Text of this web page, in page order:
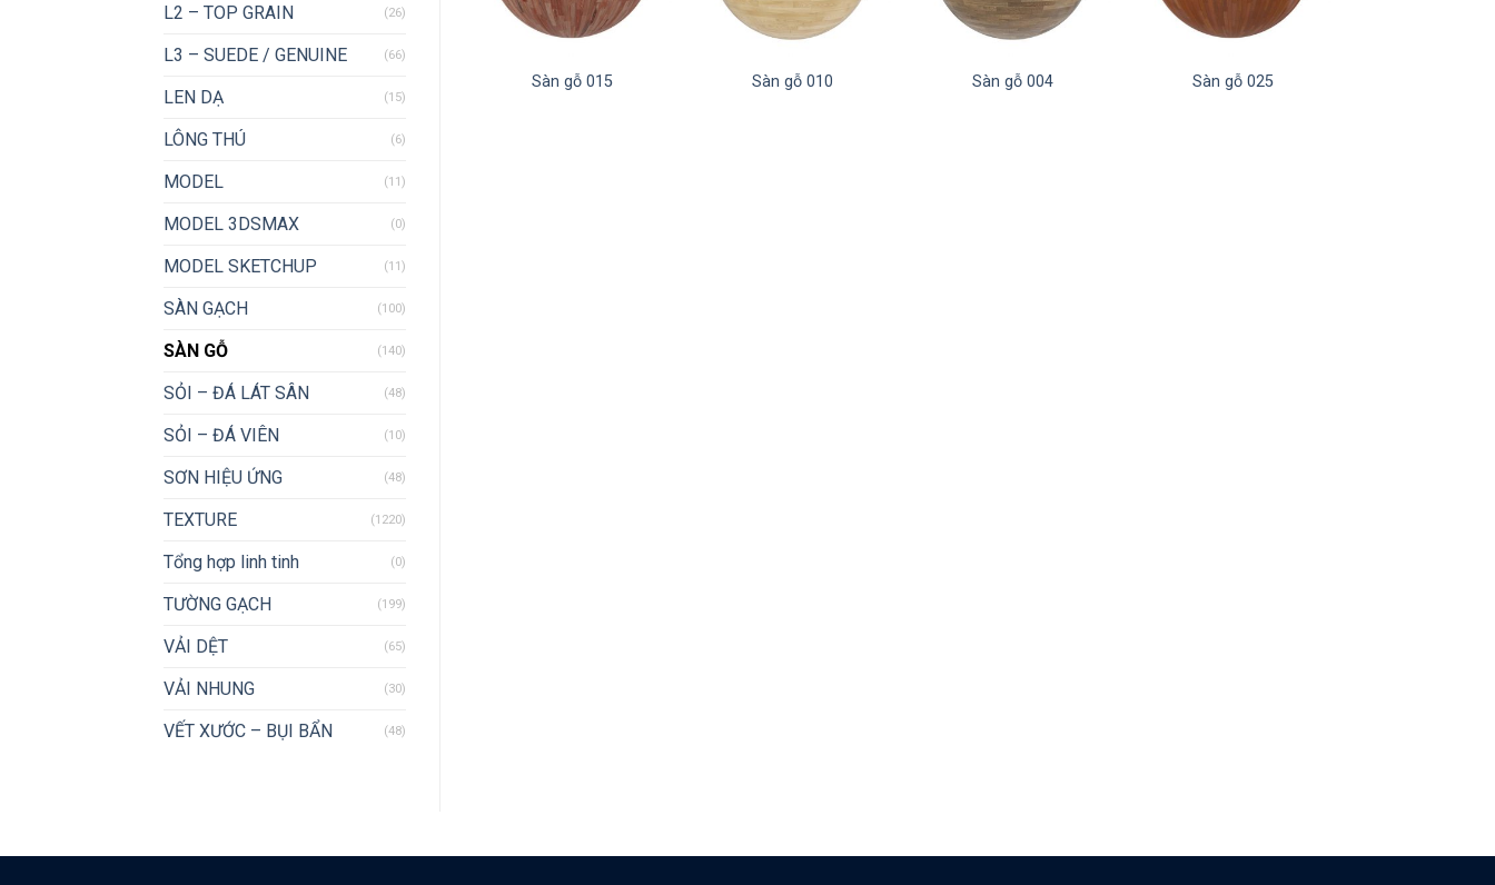
L2 – TOP GRAIN (26)
L3 – SUEDE / GENUINE (66)
LEN DẠ (15)
LÔNG THÚ (6)
MODEL (11)
MODEL 3DSMAX (0)
MODEL SKETCHUP (11)
SÀN GẠCH (100)
SÀN GỖ (140)
SỎI – ĐÁ LÁT SÂN (48)
SỎI – ĐÁ VIÊN (10)
SƠN HIỆU ỨNG (48)
TEXTURE (1220)
Tổng hợp linh tinh (0)
TƯỜNG GẠCH (199)
VẢI DỆT (65)
VẢI NHUNG (30)
VẾT XƯỚC – BỤI BẨN (48)
Sàn gỗ 015 Sàn gỗ 010 Sàn gỗ 004 Sàn gỗ 025